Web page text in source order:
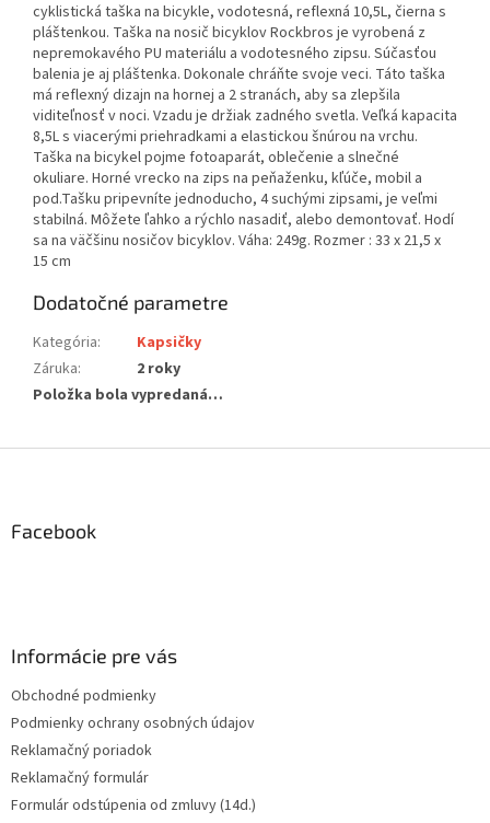
cyklistická taška na bicykle, vodotesná, reflexná 10,5L, čierna s
pláštenkou. Taška na nosič bicyklov Rockbros je vyrobená z
nepremokavého PU materiálu a vodotesného zipsu. Súčasťou
balenia je aj pláštenka. Dokonale chráňte svoje veci. Táto taška
má reflexný dizajn na hornej a 2 stranách, aby sa zlepšila
viditeľnosť v noci. Vzadu je držiak zadného svetla. Veľká kapacita
8,5L s viacerými priehradkami a elastickou šnúrou na vrchu.
Taška na bicykel pojme fotoaparát, oblečenie a slnečné
okuliare. Horné vrecko na zips na peňaženku, kľúče, mobil a
pod.Tašku pripevníte jednoducho, 4 suchými zipsami, je veľmi
stabilná. Môžete ľahko a rýchlo nasadiť, alebo demontovať. Hodí
sa na väčšinu nosičov bicyklov. Váha: 249g. Rozmer : 33 x 21,5 x
15 cm
Dodatočné parametre
Kategória:
Kapsičky
Záruka:
2 roky
Položka bola vypredaná…
Facebook
Informácie pre vás
Obchodné podmienky
Podmienky ochrany osobných údajov
Reklamačný poriadok
Reklamačný formulár
Formulár odstúpenia od zmluvy (14d.)